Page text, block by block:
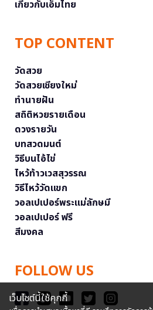
เกี่ยวกับเอ็มไทย
TOP CONTENT
วัดสวย
วัดสวยเชียงใหม่
ทำนายฝัน
สถิติหวยรายเดือน
ดวงรายวัน
บทสวดมนต์
วิธีบนไอ้ไข่
ไหว้ท้าวเวสสุวรรณ
วิธีไหว้วัดแขก
วอลเปเปอร์พระแม่ลักษมี
วอลเปเปอร์ ฟรี
สีมงคล
FOLLOW US
เว็บไซต์นี้ใช้คุกกี้